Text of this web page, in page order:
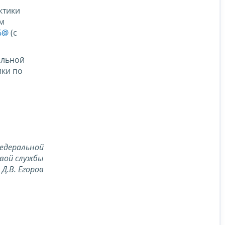
(с
по
службы
Д.В. Егоров